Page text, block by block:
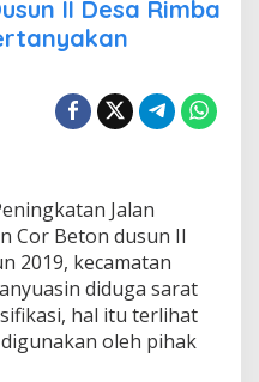
II Desa Rimba
Jalan
Cor Beton dusun II
2019, kecamatan
diduga sarat
hal itu terlihat
oleh pihak